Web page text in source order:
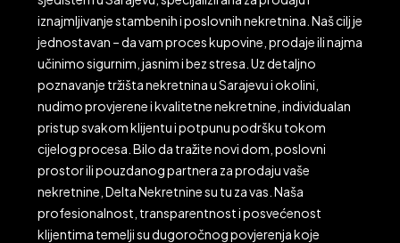
iznajmljivanje stambenih i poslovnih nekretnina. Naš cilj je
jednostavan – da vam proces kupovine, prodaje ili najma
učinimo sigurnim, jasnim i bez stresa. Uz detaljno
poznavanje tržišta nekretnina u Sarajevu i okolini,
nudimo provjerene i kvalitetne nekretnine, individualan
pristup svakom klijentu i potpunu podršku tokom
cijelog procesa. Bilo da tražite novi dom, poslovni
prostor ili pouzdanog partnera za prodaju vaše
nekretnine, Delta Nekretnine su tu za vas. Naša
profesionalnost, transparentnost i posvećenost
klijentima temelji su dugoročnog povjerenja koje